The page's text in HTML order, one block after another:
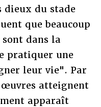
dieux du stade
que beaucoup
dans la
pratiquer une
leur vie". Par
atteignent
apparaît